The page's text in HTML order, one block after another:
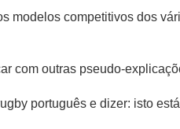
modelos competitivos dos
com outras pseudo-
português e dizer: isto